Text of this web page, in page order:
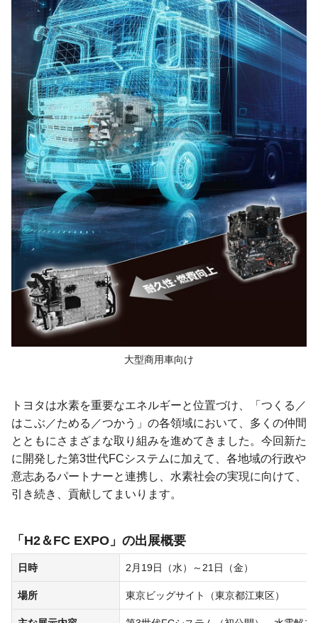
大型商用車向け
トヨタは水素を重要なエネルギーと位置づけ、「つくる／
はこぶ／ためる／つかう」の各領域において、多くの仲間
とともにさまざまな取り組みを進めてきました。今回新た
に開発した第3世代FCシステムに加えて、各地域の行政や
意志あるパートナーと連携し、水素社会の実現に向けて、
引き続き、貢献してまいります。
「H2＆FC EXPO」の出展概要
日時 2月19日（水）～21日（金）
場所 東京ビッグサイト（東京都江東区）